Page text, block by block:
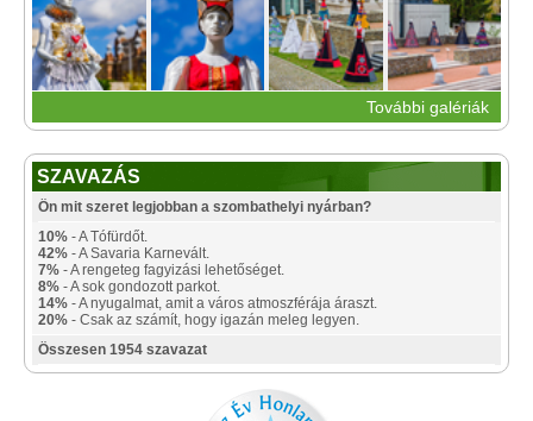
További galériák
SZAVAZÁS
Ön mit szeret legjobban a szombathelyi nyárban?
10% - A Tófürdőt.
42% - A Savaria Karnevált.
7% - A rengeteg fagyizási lehetőséget.
8% - A sok gondozott parkot.
14% - A nyugalmat, amit a város atmoszférája áraszt.
20% - Csak az számít, hogy igazán meleg legyen.
Összesen 1954 szavazat